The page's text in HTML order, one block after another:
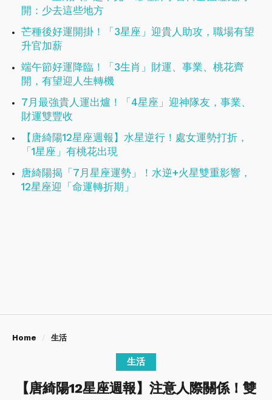
開：少去這些地方
芒種後好運開掛！「3星座」迎貴人助攻，職場有望
升官加薪
端午節好運降臨！「3生肖」財運、事業、桃花齊
開，有望迎人生轉機
7月最強貴人運出爐！「4星座」迎神隊友，事業、
財運雙豐收
【唐綺陽12星座週報】水星逆行！處女運勢打折，
「1星座」有桃花出現
唐綺陽揭「7月星座運勢」！水逆+火星雙重影響，
12星座迎「命運轉折期」
Home 生活
生活
【唐綺陽12星座週報】注意人際關係！雙